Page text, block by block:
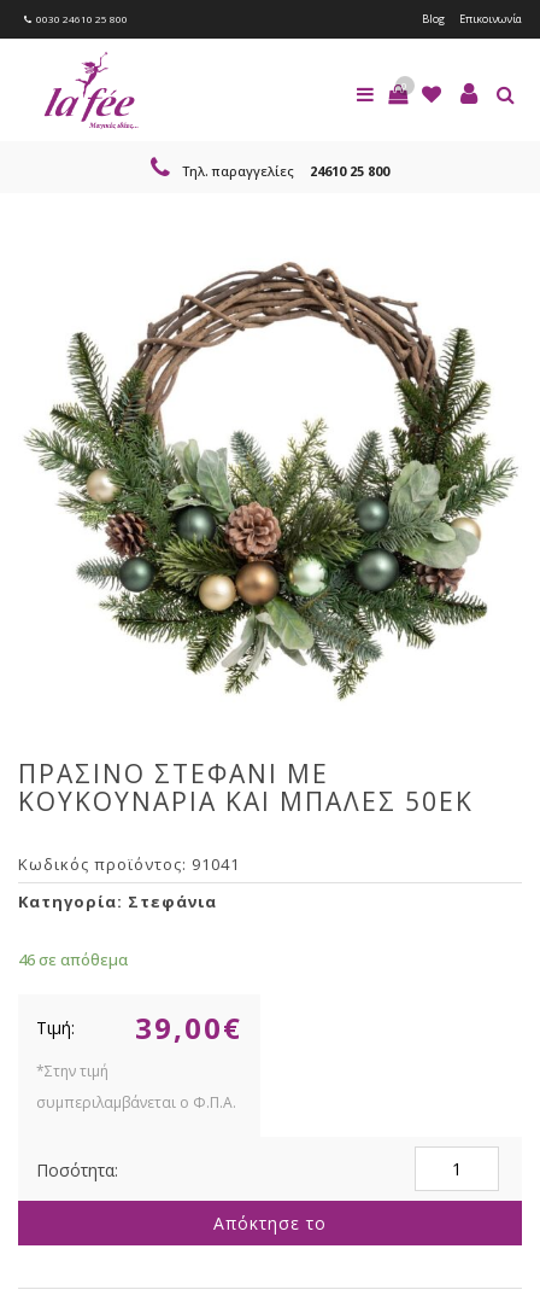
0030 24610 25 800 Blog Επικοινωνία
0
Τηλ. παραγγελίες 24610 25 800
ΠΡΑΣΙΝΟ ΣΤΕΦΑΝΙ ΜΕ
ΚΟΥΚΟΥΝΑΡΙΑ ΚΑΙ ΜΠΑΛΕΣ 50ΕΚ
Κωδικός προϊόντος: 91041
Κατηγορία: Στεφάνια
46 σε απόθεμα
39,00€
ΣΤΕΦΑΝΙ
ΜΕ
ΚΑΙ
Απόκτησε το